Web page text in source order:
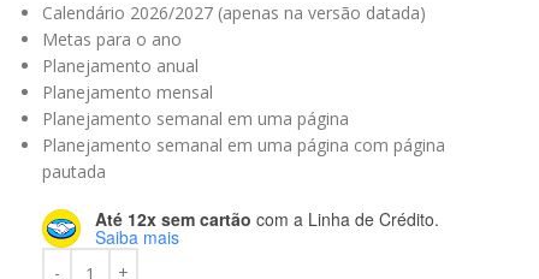
Calendário 2026/2027 (apenas na versão datada)
Metas para o ano
Planejamento anual
Planejamento mensal
Planejamento semanal em uma página
Planejamento semanal em uma página com página
pautada
Até 12x sem cartão com a Linha de Crédito.
Saiba mais